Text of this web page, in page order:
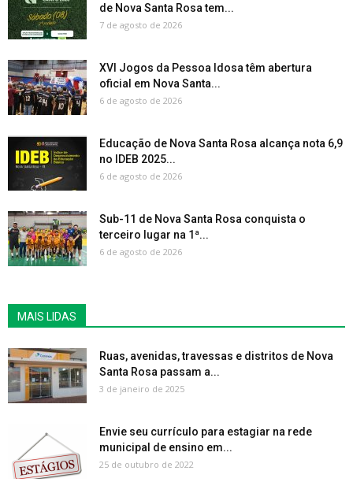
de Nova Santa Rosa tem...
7 de agosto de 2026
XVI Jogos da Pessoa Idosa têm abertura
oficial em Nova Santa...
6 de agosto de 2026
Educação de Nova Santa Rosa alcança nota 6,9
no IDEB 2025...
6 de agosto de 2026
Sub-11 de Nova Santa Rosa conquista o
terceiro lugar na 1ª...
6 de agosto de 2026
MAIS LIDAS
Ruas, avenidas, travessas e distritos de Nova
Santa Rosa passam a...
3 de janeiro de 2025
Envie seu currículo para estagiar na rede
municipal de ensino em...
25 de outubro de 2022